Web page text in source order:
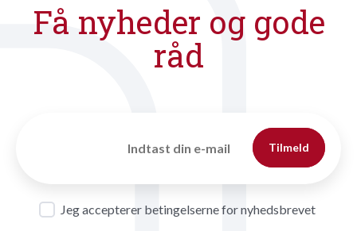
Få nyheder og gode
råd
Jeg accepterer betingelserne for nyhedsbrevet
Tilmeld